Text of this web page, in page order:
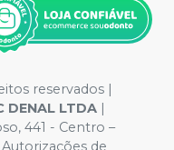
reservados |
DENAL LTDA |
441 - Centro –
de